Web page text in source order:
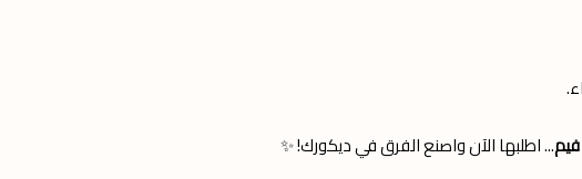
فيم... اطلبها الآن واصنع الفرق في ديكورك! ✨